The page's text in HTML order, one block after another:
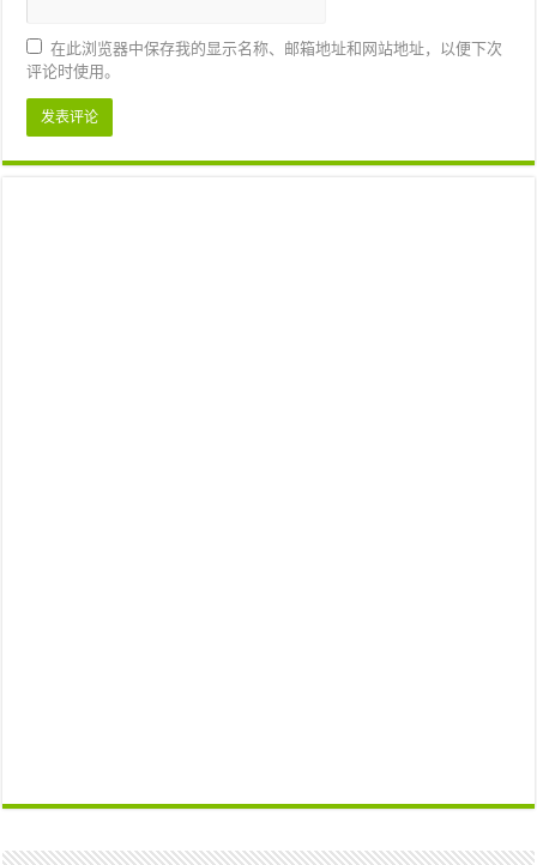
在此浏览器中保存我的显示名称、邮箱地址和网站地址，以便下次
评论时使用。